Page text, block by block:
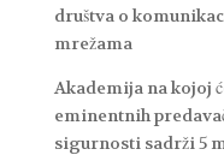
društva o
mrežama
Akademija na kojoj
eminentnih
sigurnosti sadrži 5